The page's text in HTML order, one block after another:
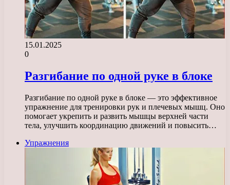
15.01.2025
0
Разгибание по одной руке в блоке
Разгибание по одной руке в блоке — это эффективное
упражнение для тренировки рук и плечевых мышц. Оно
помогает укрепить и развить мышцы верхней части
тела, улучшить координацию движений и повысить…
Упражнения